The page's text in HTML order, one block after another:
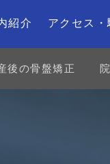
紹介 アクセス
後の骨盤矯正